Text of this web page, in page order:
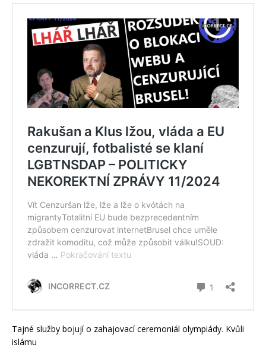
Tajné služby bojují o zahajovací ceremoniál olympiády. Kvůli
islámu